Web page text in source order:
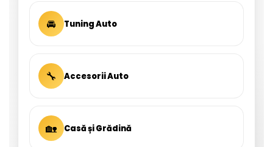
🚘 Tuning Auto
🔧 Accesorii Auto
🏡 Casă și Grădină